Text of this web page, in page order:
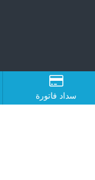
سداد فاتورة